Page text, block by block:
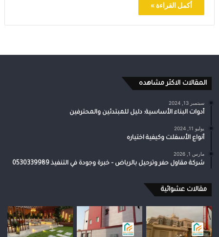
أكمل القراءة »
المقالات الاكثر مشاهده
سبتمبر 13, 2024
أدوات البناء الأساسية: دليل للمبتدئين والمحترفين
يوليو 11, 2024
أنواع الأسفلت وكيفية اختياره
مارس 1, 2026
شركة مقاول حفر وترحيل بالرياض – خبرة وجودة في التنفيذ 0530339989
مقالات عشوائية